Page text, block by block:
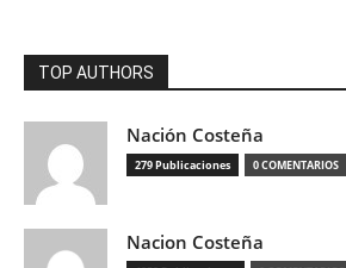
TOP AUTHORS
Nación Costeña
279 Publicaciones 0 COMENTARIOS
Nacion Costeña